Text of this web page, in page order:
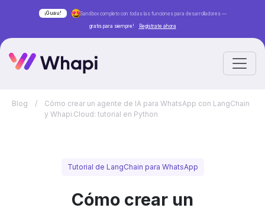
¡Guau! Sandbox completo con todas las funciones para desarrolladores —
gratis para siempre! Regístrate ahora
Blog /
Cómo crear un agente de IA para WhatsApp con LangChain
y Whapi.Cloud: tutorial en Python
Tutorial de LangChain para WhatsApp
Cómo crear un